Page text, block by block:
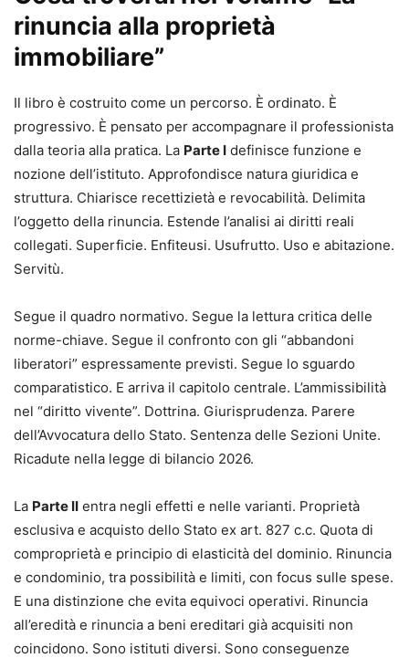
2025, n. 199.
Il volume offre una
ricostruzione organica e aggiornata
dell’istituto, analizzandone natura, limiti ed effetti alla
luce del diritto vivente, con un approccio che coniuga
rigore scientifico e concreta utilità operativa. La
trattazione affronta in modo sistematico i profili
rapporti con lo Stato, i terzi, i creditori, i legittimari e le
Ampio spazio è dedicato alle
l’attività professionale
casi più problematici, come immobili in dissesto, terreni
inquinati, beni abusivi e comproprietà conflittuali.
formule, clausole e modelli di atto
contemporaneo, nel punto di incontro tra autonomia
rinuncia alla proprietà
immobiliare”
Il libro è costruito come un percorso. È ordinato. È
progressivo. È pensato per accompagnare il professionista
dalla teoria alla pratica. La Parte I definisce funzione e
nozione dell’istituto. Approfondisce natura giuridica e
struttura. Chiarisce recettizietà e revocabilità. Delimita
l’oggetto della rinuncia. Estende l’analisi ai diritti reali
collegati. Superficie. Enfiteusi. Usufrutto. Uso e abitazione.
Servitù.
Segue il quadro normativo. Segue la lettura critica delle
norme-chiave. Segue il confronto con gli “abbandoni
liberatori” espressamente previsti. Segue lo sguardo
comparatistico. E arriva il capitolo centrale. L’ammissibilità
nel “diritto vivente”. Dottrina. Giurisprudenza. Parere
dell’Avvocatura dello Stato. Sentenza delle Sezioni Unite.
Ricadute nella legge di bilancio 2026.
La Parte II entra negli effetti e nelle varianti. Proprietà
esclusiva e acquisto dello Stato ex art. 827 c.c. Quota di
comproprietà e principio di elasticità del dominio. Rinuncia
e condominio, tra possibilità e limiti, con focus sulle spese.
E una distinzione che evita equivoci operativi. Rinuncia
all’eredità e rinuncia a beni ereditari già acquisiti non
coincidono. Sono istituti diversi. Sono conseguenze